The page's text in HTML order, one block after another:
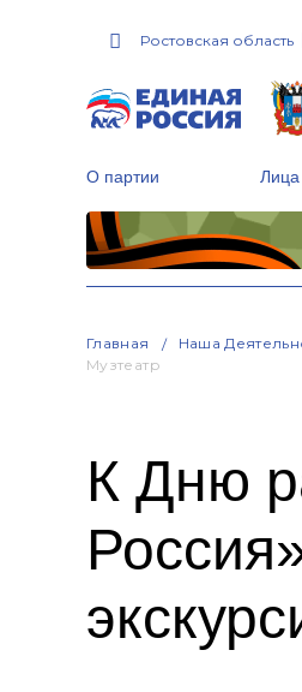
Ростовская область
О партии Лица
Главная Наша
Музтеатр
К Дню